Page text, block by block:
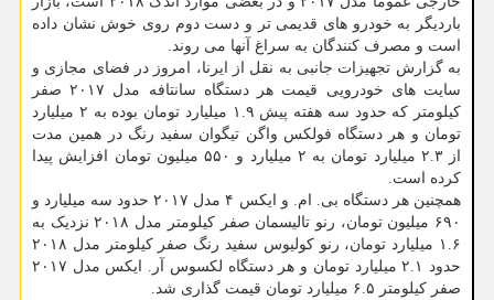
باردیگر به خودرو های قدیمی تر و دست دوم روی خوش نشان داده
است و مصرف کنندگان به سراغ آنها می روند.
به گزارش تجهیزات جانبی به نقل از ایرنا، امروز در فضای مجازی و
سایت های خودرویی قیمت هر دستگاه سانتافه مدل ۲۰۱۷ صفر
کیلومتر که حدود سه هفته پیش ۱.۹ میلیارد تومان بوده به ۲ میلیارد
تومان و هر دستگاه فولکس واگن تیگوان سفید رنگ در همین مدت
از ۲.۳ میلیارد تومان به ۲ میلیارد و ۵۵۰ میلیون تومان افزایش پیدا
کرده است.
همچنین هر دستگاه بی. ام. و ایکس ۴ مدل ۲۰۱۷ حدود سه میلیارد و
۶۹۰ میلیون تومان، رنو تالیسمان صفر کیلومتر مدل ۲۰۱۸ نزدیک به
۱.۶ میلیارد تومان، رنو کولیوس سفید رنگ صفر کیلومتر مدل ۲۰۱۸
حدود ۲.۱ میلیارد تومان و هر دستگاه لکسوس آر. ایکس مدل ۲۰۱۷
صفر کیلومتر ۶.۵ میلیارد تومان قیمت گذاری شد.